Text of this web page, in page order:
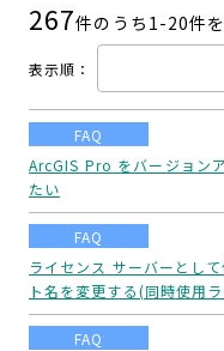
267件のうち1-20件
表示順 ：
FAQ
ArcGIS Pro をバージョン
たい
FAQ
ライセンス サーバーとし
ト名を変更する(同時使用
FAQ